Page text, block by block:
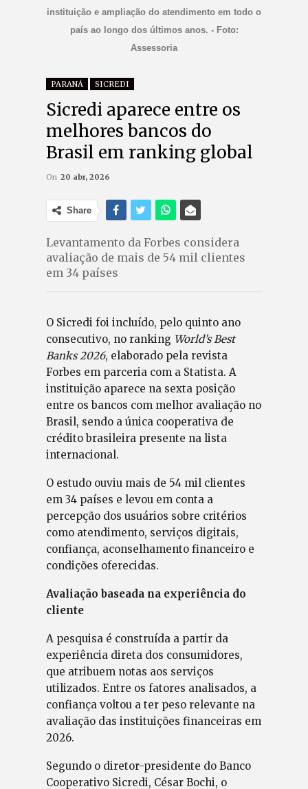
instituição e ampliação do atendimento em todo o
país ao longo dos últimos anos. - Foto:
Assessoria
PARANÁ SICREDI
Sicredi aparece entre os
melhores bancos do
Brasil em ranking global
On 20 abr, 2026
Share
Levantamento da Forbes considera
avaliação de mais de 54 mil clientes
em 34 países
O Sicredi foi incluído, pelo quinto ano
consecutivo, no ranking World’s Best
Banks 2026, elaborado pela revista
Forbes em parceria com a Statista. A
instituição aparece na sexta posição
entre os bancos com melhor avaliação no
Brasil, sendo a única cooperativa de
crédito brasileira presente na lista
internacional.
O estudo ouviu mais de 54 mil clientes
em 34 países e levou em conta a
percepção dos usuários sobre critérios
como atendimento, serviços digitais,
confiança, aconselhamento financeiro e
condições oferecidas.
Avaliação baseada na experiência do
cliente
A pesquisa é construída a partir da
experiência direta dos consumidores,
que atribuem notas aos serviços
utilizados. Entre os fatores analisados, a
confiança voltou a ter peso relevante na
avaliação das instituições financeiras em
2026.
Segundo o diretor-presidente do Banco
Cooperativo Sicredi, César Bochi, o